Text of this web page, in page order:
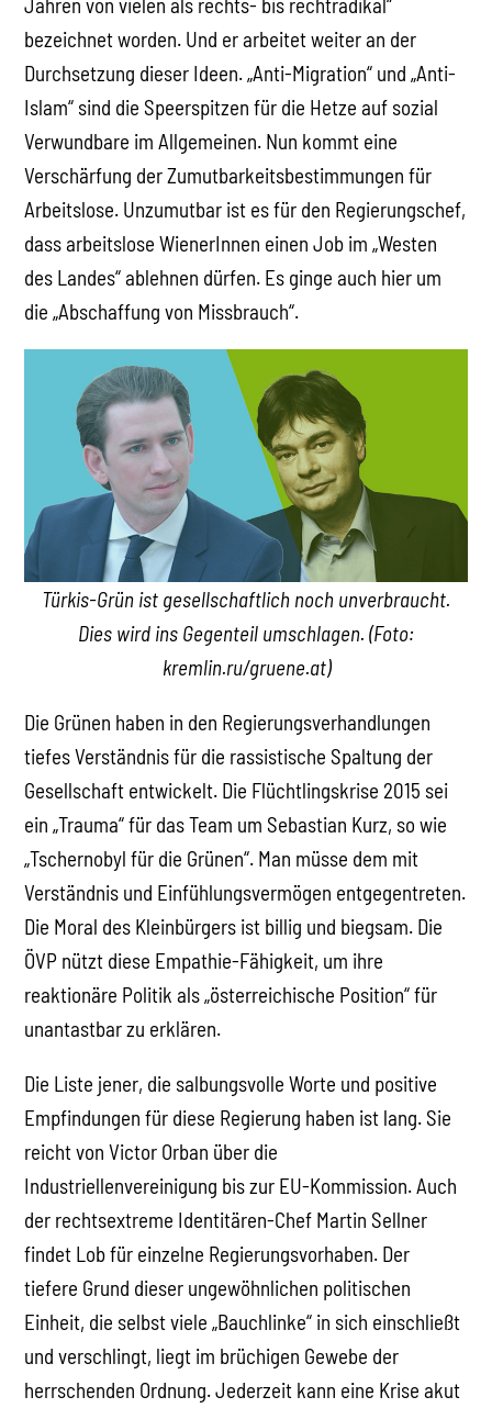
Jahren von vielen als rechts- bis rechtradikal“
bezeichnet worden. Und er arbeitet weiter an der
Durchsetzung dieser Ideen. „Anti-Migration“ und „Anti-
Islam“ sind die Speerspitzen für die Hetze auf sozial
Verwundbare im Allgemeinen. Nun kommt eine
Verschärfung der Zumutbarkeitsbestimmungen für
Arbeitslose. Unzumutbar ist es für den Regierungschef,
dass arbeitslose WienerInnen einen Job im „Westen
des Landes“ ablehnen dürfen. Es ginge auch hier um
die „Abschaffung von Missbrauch“.
Türkis-Grün ist gesellschaftlich noch unverbraucht.
Dies wird ins Gegenteil umschlagen. (Foto:
kremlin.ru/gruene.at)
Die Grünen haben in den Regierungsverhandlungen
tiefes Verständnis für die rassistische Spaltung der
Gesellschaft entwickelt. Die Flüchtlingskrise 2015 sei
ein „Trauma“ für das Team um Sebastian Kurz, so wie
„Tschernobyl für die Grünen“. Man müsse dem mit
Verständnis und Einfühlungsvermögen entgegentreten.
Die Moral des Kleinbürgers ist billig und biegsam. Die
ÖVP nützt diese Empathie-Fähigkeit, um ihre
reaktionäre Politik als „österreichische Position“ für
unantastbar zu erklären.
Die Liste jener, die salbungsvolle Worte und positive
Empfindungen für diese Regierung haben ist lang. Sie
reicht von Victor Orban über die
Industriellenvereinigung bis zur EU-Kommission. Auch
der rechtsextreme Identitären-Chef Martin Sellner
findet Lob für einzelne Regierungsvorhaben. Der
tiefere Grund dieser ungewöhnlichen politischen
Einheit, die selbst viele „Bauchlinke“ in sich einschließt
und verschlingt, liegt im brüchigen Gewebe der
herrschenden Ordnung. Jederzeit kann eine Krise akut